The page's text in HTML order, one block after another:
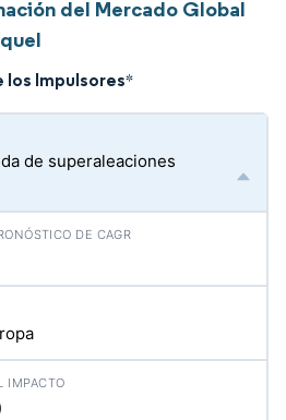
del Mercado Global
los Impulsores*
de superaleaciones